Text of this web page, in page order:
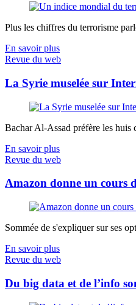
Plus les chiffres du terrorisme
En savoir plus
Revue du web
La Syrie muselée sur
Bachar Al-Assad préfère les huis
En savoir plus
Revue du web
Amazon donne un cours
Sommée de s'expliquer sur ses
En savoir plus
Revue du web
Du big data et de l’info